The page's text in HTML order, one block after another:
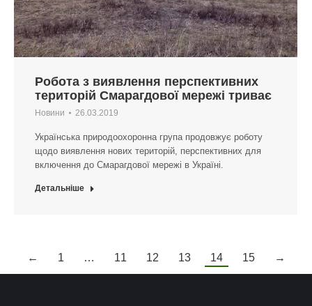
Робота з виявлення перспективних
територій Смарагдової мережі триває
Новини 26.03.2019
Українська природоохоронна група продовжує роботу
щодо виявлення нових територій, перспективних для
включення до Смарагдової мережі в Україні.
Детальніше
← 1 … 11 12 13 14 15 →